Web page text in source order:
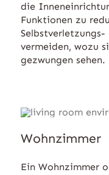
die
Funktionen zu
vermeiden, wozu
gezwungen sehen.
Wohnzimmer
Ein Wohnzimmer